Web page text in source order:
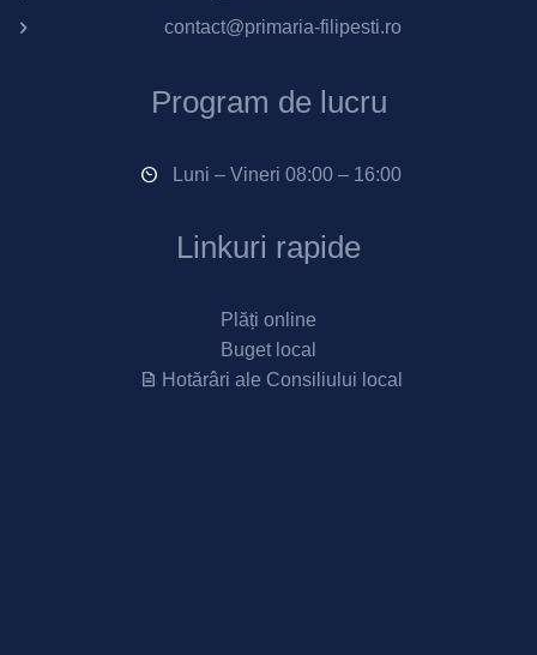
contact@primaria-filipesti.ro
Program de lucru
Luni – Vineri 08:00 – 16:00
Linkuri rapide
Plăți online
Buget local
Hotărâri ale Consiliului local